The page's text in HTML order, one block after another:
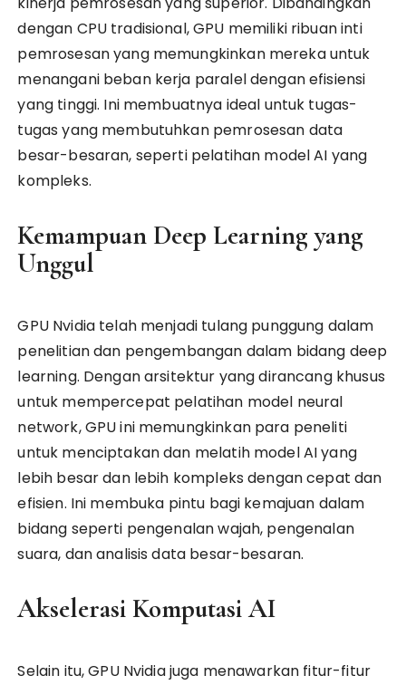
dengan CPU tradisional, GPU memiliki ribuan inti
pemrosesan yang memungkinkan mereka untuk
menangani beban kerja paralel dengan efisiensi
yang tinggi. Ini membuatnya ideal untuk tugas-
tugas yang membutuhkan pemrosesan data
besar-besaran, seperti pelatihan model AI yang
kompleks.
Kemampuan Deep Learning yang
Unggul
GPU Nvidia telah menjadi tulang punggung dalam
penelitian dan pengembangan dalam bidang deep
learning. Dengan arsitektur yang dirancang khusus
untuk mempercepat pelatihan model neural
network, GPU ini memungkinkan para peneliti
untuk menciptakan dan melatih model AI yang
lebih besar dan lebih kompleks dengan cepat dan
efisien. Ini membuka pintu bagi kemajuan dalam
bidang seperti pengenalan wajah, pengenalan
suara, dan analisis data besar-besaran.
Akselerasi Komputasi AI
Selain itu, GPU Nvidia juga menawarkan fitur-fitur